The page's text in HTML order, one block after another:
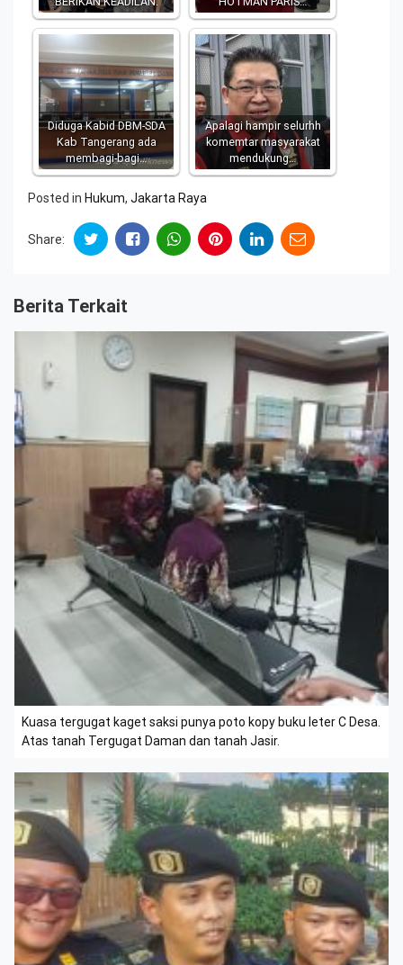
Diduga Kabid DBM-SDA
Kab Tangerang ada
membagi-bagi…
Apalagi hampir selurhh
komemtar masyarakat
mendukung…
Posted in Hukum, Jakarta Raya
Share:
Berita Terkait
Kuasa tergugat kaget saksi punya poto kopy buku leter C Desa.
Atas tanah Tergugat Daman dan tanah Jasir.